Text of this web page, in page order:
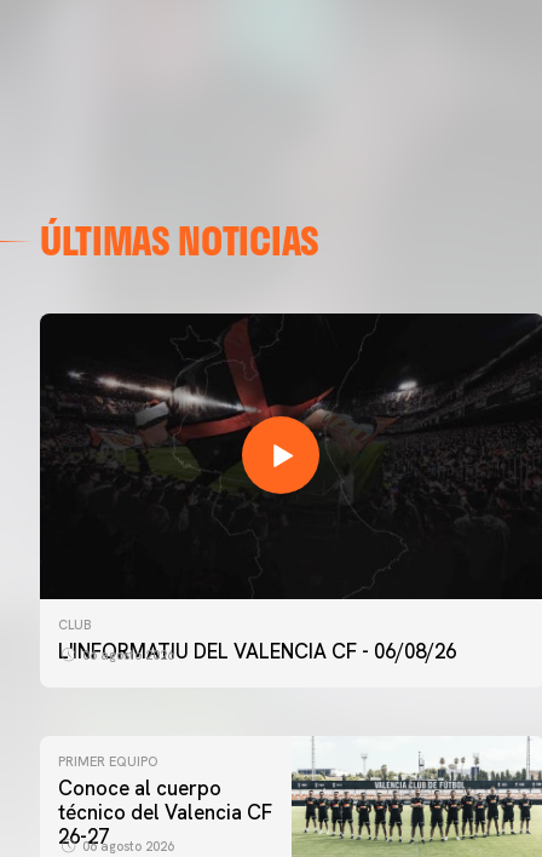
ÚLTIMAS NOTICIAS
CLUB
L'INFORMATIU DEL VALENCIA CF - 06/08/26
06 agosto 2026
PRIMER EQUIPO
Conoce al cuerpo
técnico del Valencia CF
26-27
06 agosto 2026